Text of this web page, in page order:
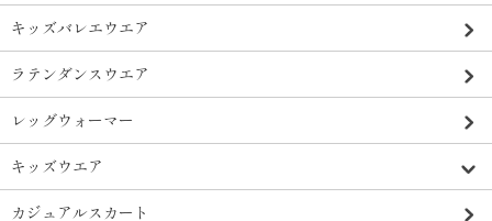
キッズバレエウエア
ラテンダンスウエア
レッグウォーマー
キッズウエア
カジュアルスカート